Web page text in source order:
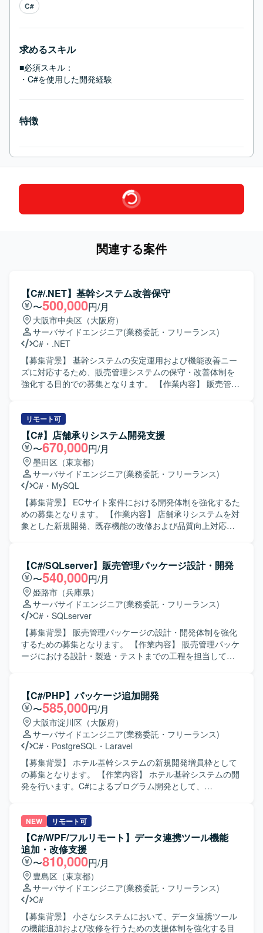
C#
求めるスキル
■必須スキル：
・C#を使用した開発経験
特徴
関連する案件
【C#/.NET】基幹システム改善保守
〜500,000円/月
大阪市中央区（大阪府）
サーバサイドエンジニア(業務委託・フリーランス)
C# ・ .NET
【募集背景】 基幹システムの安定運用および機能改善ニー
ズに対応するため、販売管理システムの保守・改善体制を
強化する目的での募集となります。 【作業内容】 販売管理
リースまで一連の工程をお任せいたします。既存機能の改
修や不具合対応に加え、業務要望に基づく機能追加なども
行っていただきます。 【求める人物像】 システムの現状を
理解しながら、関係者と円滑にコミュニケーションを取
り、自発的に改善提案や課題解決に取り組んでいただける
方を求めております。既存システムの保守・改善業務に対
して粘り強く取り組める方にマッチする環境です。 【ポジ
ションの魅力】 基幹となる販売管理システムに長期的に関
わることで、業務知識と技術スキルの両面を深めていただ
けます。要件確認からリリースまで一貫して携わることが
言語を用いた販売管理システムの開発・保守環境となりま
す。
リモート可
【C#】店舗承りシステム開発支援
〜670,000円/月
墨田区（東京都）
サーバサイドエンジニア(業務委託・フリーランス)
C# ・ MySQL
【募集背景】 ECサイト案件における開発体制を強化するた
めの募集となります。 【作業内容】 店舗承りシステムを対
象とした新規開発、既存機能の改修および品質向上対応を
す。 【求める人物像】 ECサイト領域の開発に主体的に取
り組み、チームメンバーと連携しながら着実にタスクを遂
行できる方を求めております。 【ポジションの魅力】 EC
サイト案件における新規機能開発から既存システムの改善
まで幅広い工程に携わることができ、Webシステム開発の
スキルを総合的に高めていただけます。 【開発環境】 C#、
MySQL、Git を用いたWebシステム開発環境となります。
【C#/SQLserver】販売管理パッケージ設計・開発
〜540,000円/月
姫路市（兵庫県）
サーバサイドエンジニア(業務委託・フリーランス)
C# ・ SQLserver
【募集背景】 販売管理パッケージの設計・開発体制を強化
するための募集となります。 【作業内容】 販売管理パッケ
ージにおける設計・製造・テストまでの工程を担当してい
魅力】 販売管理パッケージの開発に上流から携わることが
でき、継続的な参画の可能性もございます。 【開発環境】
C#(WEB)、SQLServerを利用した環境での開発となりま
す。
【C#/PHP】パッケージ追加開発
〜585,000円/月
大阪市淀川区（大阪府）
サーバサイドエンジニア(業務委託・フリーランス)
C# ・ PostgreSQL ・ Laravel
【募集背景】 ホテル基幹システムの新規開発増員枠として
の募集となります。 【作業内容】 ホテル基幹システムの開
発を行います。C#によるプログラム開発として、
開発も担当していただきます。 【求める人物像】 C#とPHP
の両方での開発に柔軟に対応し、ホテル基幹システムの機
能追加や要件追加にも主体的に取り組んでいただける方を
求めています。 【ポジションの魅力】 ホテル基幹システム
の中核となる機能開発に携わることができ、多様な要件追
加を通じてC#およびPHPでの開発経験を幅広く積むことが
できます。 【開発環境】 C#, PHP, WebSocket, Laravel,
Vue3, PostgreSQL
NEW リモート可
【C#/WPF/フルリモート】データ連携ツール機能
追加・改修支援
〜810,000円/月
豊島区（東京都）
サーバサイドエンジニア(業務委託・フリーランス)
C#
【募集背景】 小さなシステムにおいて、データ連携ツール
の機能追加および改修を行うための支援体制を強化する目